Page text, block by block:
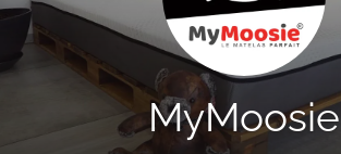
MyMoosie